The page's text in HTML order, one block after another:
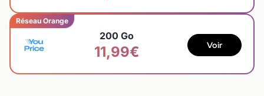
Réseau Orange
200 Go
11,99€ Voir